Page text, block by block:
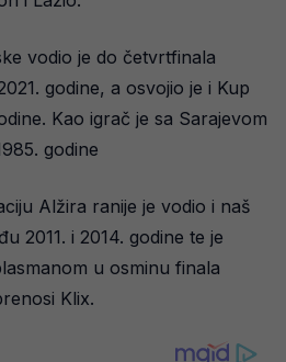
vodio je do četvrtfinala
godine, a osvojio je i Kup
Kao igrač je sa Sarajevom
godine
Alžira ranije je vodio i naš
2011. i 2014. godine te je
u osminu finala
Klix.